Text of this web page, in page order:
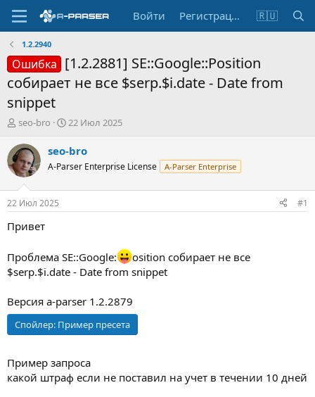
Войти Регистрация 🇷🇺
1.2.2940
Ошибка [1.2.2881] SE::Google::Position
собирает не все $serp.$i.date - Date from
snippet
А
т
о
р
т
е
м
ы
seo-bro
Д
т
н
а
22 Июл 2025
seo-bro
A-Parser Enterprise License A-Parser Enterprise
22 Июл 2025 #1
Привет
Проблема SE::Google:
osition собирает не все
$serp.$i.date - Date from snippet
Версия a-parser 1.2.2879
Спойлер: Пример пресета
Пример запроса
какой штраф если не поставил на учет в течении 10 дней